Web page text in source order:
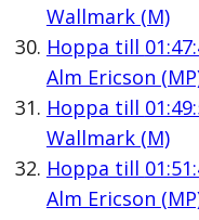
Wallmark (M)
Hoppa till
Alm Ericson
Hoppa till
Wallmark (M)
Hoppa till
Alm Ericson